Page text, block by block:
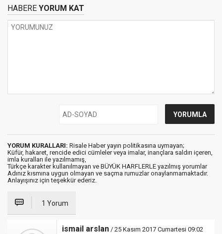
HABERE YORUM KAT
YORUM KURALLARI: Risale Haber yayın politikasına uymayan;
Küfür, hakaret, rencide edici cümleler veya imalar, inançlara saldırı içeren,
imla kuralları ile yazılmamış,
Türkçe karakter kullanılmayan ve BÜYÜK HARFLERLE yazılmış yorumlar
Adınız kısmına uygun olmayan ve saçma rumuzlar onaylanmamaktadır.
Anlayışınız için teşekkür ederiz.
1 Yorum
ismail arslan / 25 Kasım 2017 Cumartesi 09:02